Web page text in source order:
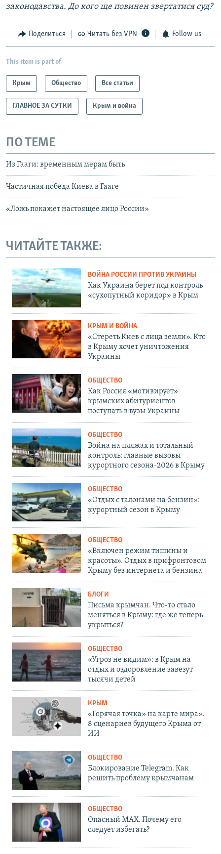
законодавства. До кого ще повинен звертатися суд?
Поделиться Читать без VPN Follow us
This item is part of
Крым Общество Все статьи
ГЛАВНОЕ ЗА СУТКИ Крым и война
ПО ТЕМЕ
Из Гааги: временным мерам быть
Частичная победа Киева в Гааге
«Ложь покажет настоящее лицо России»
ЧИТАЙТЕ ТАКЖЕ:
ВОЙНА РОССИИ ПРОТИВ УКРАИНЫ
Как Украина берет под контроль
«сухопутный коридор» в Крым
КРЫМ И ВОЙНА
«Стереть Киев с лица земли». Кто
в Крыму хочет уничтожения
Украины
ОБЩЕСТВО
Как Россия «мотивирует»
крымских абитуриентов
поступать в вузы Украины
ОБЩЕСТВО
Война на пляжах и тотальный
контроль: главные вызовы
курортного сезона-2026 в Крыму
ОБЩЕСТВО
«Отдых с талонами на бензин»:
курортный сезон в Крыму
ОБЩЕСТВО
«Включен режим тишины и
красоты». Отдых в прифронтовом
Крыму без интернета и бензина
БЛОГИ
Письма крымчан. Что-то стало
меняться в Крыму: где же теперь
укрыться?
ОБЩЕСТВО
«Угроз не видим»: в Крым на
отдых и оздоровление завезут
тысячи детей
КРЫМ
«Горячая точка» на карте мира».
8 сценариев будущего Крыма от
ИИ
ОБЩЕСТВО
Блокирование Telegram. Как
решить проблему крымчанам
ОБЩЕСТВО
Опасный MAX. Почему его
следует избегать?